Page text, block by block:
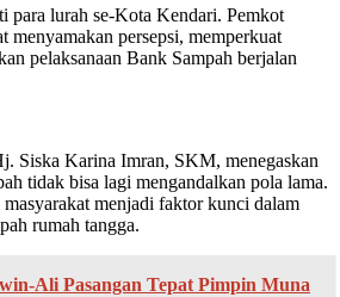
para lurah se-Kota Kendari. Pemkot
menyamakan persepsi, memperkuat
pelaksanaan Bank Sampah berjalan
Siska Karina Imran, SKM, menegaskan
tidak bisa lagi mengandalkan pola lama.
menjadi faktor kunci dalam
rumah tangga.
Ali Pasangan Tepat Pimpin Muna